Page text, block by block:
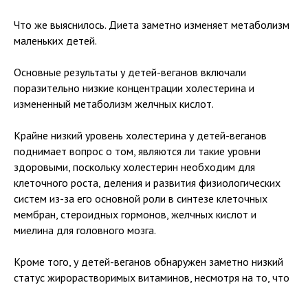
Что же выяснилось. Диета заметно изменяет метаболизм
маленьких детей.
Основные результаты у детей-веганов включали
поразительно низкие концентрации холестерина и
измененный метаболизм желчных кислот.
Крайне низкий уровень холестерина у детей-веганов
поднимает вопрос о том, являются ли такие уровни
здоровыми, поскольку холестерин необходим для
клеточного роста, деления и развития физиологических
систем из-за его основной роли в синтезе клеточных
мембран, стероидных гормонов, желчных кислот и
миелина для головного мозга.
Кроме того, у детей-веганов обнаружен заметно низкий
статус жирорастворимых витаминов, несмотря на то, что